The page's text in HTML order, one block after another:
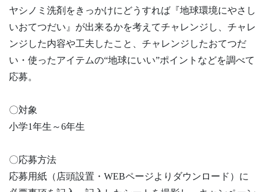
ヤシノミ洗剤をきっかけにどうすれば『地球環境にやさし
いおてつだい』が出来るかを考えてチャレンジし、チャレ
ンジした内容や工夫したこと、チャレンジしたおてつだ
い・使ったアイテムの“地球にいい”ポイントなどを調べて
応募。
〇対象
小学1年生～6年生
〇応募方法
応募用紙（店頭設置・WEBページよりダウンロード）に